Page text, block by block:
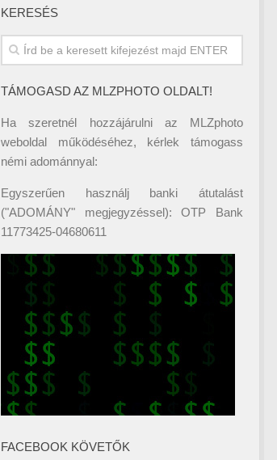
KERESÉS
TÁMOGASD AZ MLZPHOTO OLDALT!
Ha szeretnél hozzájárulni az MLZphoto
weboldal működéséhez, kérlek támogass
némi adománnyal:
Egyszerűen használj banki átutalást
("ADOMÁNY" megjegyzéssel): OTP Bank
11773425-04680611
FACEBOOK KÖVETŐK